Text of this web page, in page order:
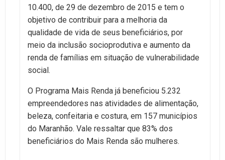
10.400, de 29 de dezembro de 2015 e tem o
objetivo de contribuir para a melhoria da
qualidade de vida de seus beneficiários, por
meio da inclusão socioprodutiva e aumento da
renda de famílias em situação de vulnerabilidade
social.
O Programa Mais Renda já beneficiou 5.232
empreendedores nas atividades de alimentação,
beleza, confeitaria e costura, em 157 municípios
do Maranhão. Vale ressaltar que 83% dos
beneficiários do Mais Renda são mulheres.